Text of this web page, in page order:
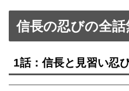
信長の忍びの全話
1話：信長と見習い忍